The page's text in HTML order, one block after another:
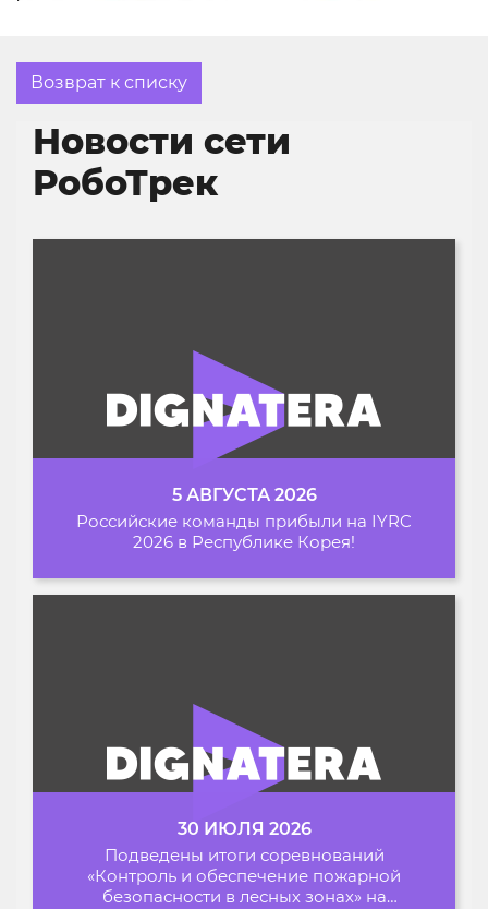
Возврат к списку
Новости сети
РобоТрек
5 АВГУСТА 2026
Российские команды прибыли на IYRC
2026 в Республике Корея!
30 ИЮЛЯ 2026
Подведены итоги соревнований
«Контроль и обеспечение пожарной
безопасности в лесных зонах» на